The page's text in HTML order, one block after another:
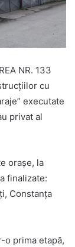
NR. 133
cu
executate
privat al
orașe, la
finalizate:
Constanța
o prima etapă,